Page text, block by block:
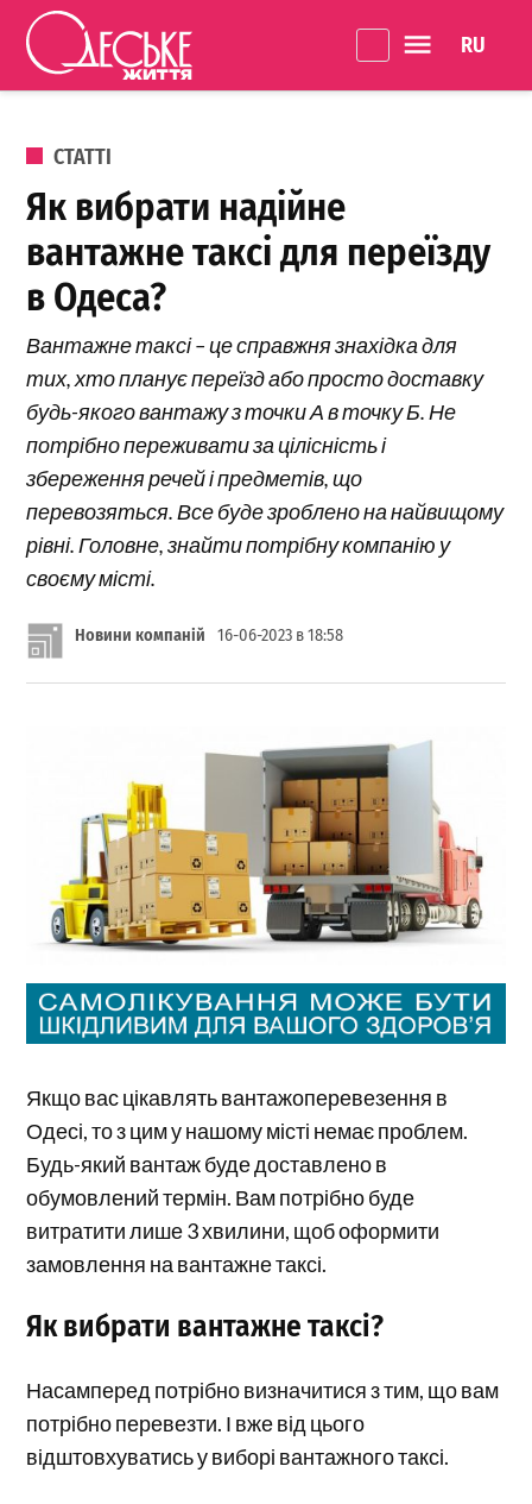
Перейти до вмісту
Життя
ОПУБЛІКОВАНО В
СТАТТІ
Як вибрати надійне
вантажне таксі для переїзду
в Одеса?
Вантажне таксі – це справжня знахідка для
тих, хто планує переїзд або просто доставку
будь-якого вантажу з точки А в точку Б. Не
потрібно переживати за цілісність і
збереження речей і предметів, що
перевозяться. Все буде зроблено на найвищому
рівні. Головне, знайти потрібну компанію у
своєму місті.
Новини компаній 16-06-2023 в 18:58
Якщо вас цікавлять вантажоперевезення в
Одесі, то з цим у нашому місті немає проблем.
Будь-який вантаж буде доставлено в
обумовлений термін. Вам потрібно буде
витратити лише 3 хвилини, щоб оформити
замовлення на вантажне таксі.
Як вибрати вантажне таксі?
Насамперед потрібно визначитися з тим, що вам
потрібно перевезти. І вже від цього
відштовхуватись у виборі вантажного таксі.